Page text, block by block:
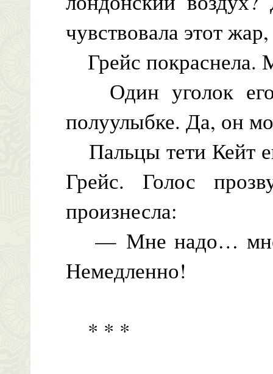
чувствовала этот
Грейс покраснела.
Один уголок его
полуулыбке. Да, он
Пальцы тети Кейт
Грейс. Голос
произнесла:
— Мне надо… мне
Немедленно!
* * *